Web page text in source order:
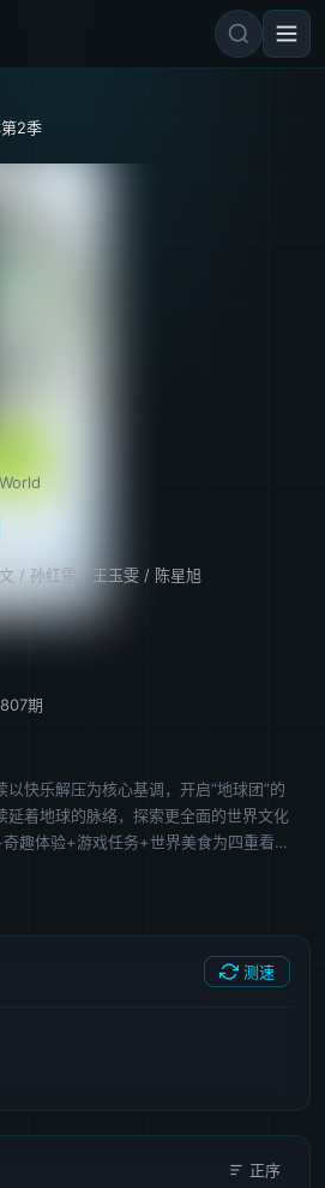
2季
/ 孙红雷 王玉雯 / 陈星旭
期
以快乐解压为核心基调，开启“地球团”的
延着地球的脉络，探索更全面的世界文化
趣体验+游戏任务+世界美食为四重看
也会体验更多人文和自然奇观，走进世
测速
正序